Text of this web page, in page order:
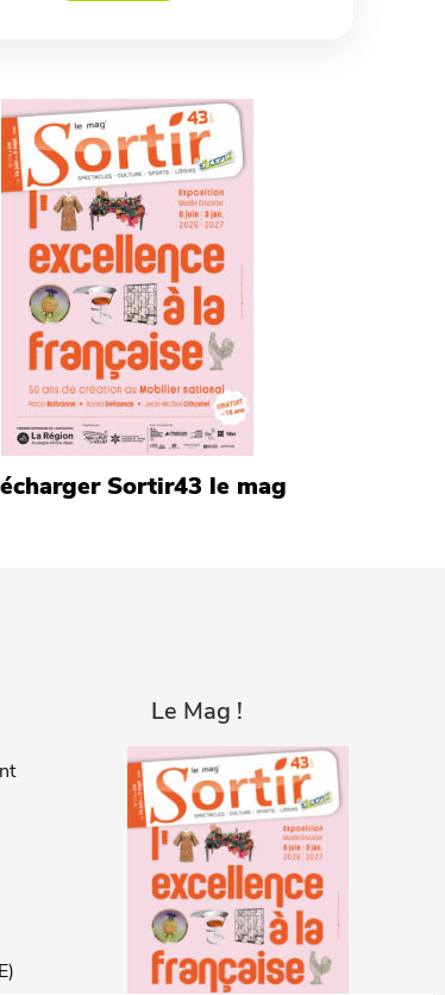
Sortir43 le mag
Le Mag !